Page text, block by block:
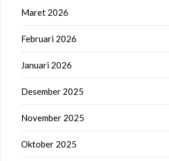
Maret 2026
Februari 2026
Januari 2026
Desember 2025
November 2025
Oktober 2025